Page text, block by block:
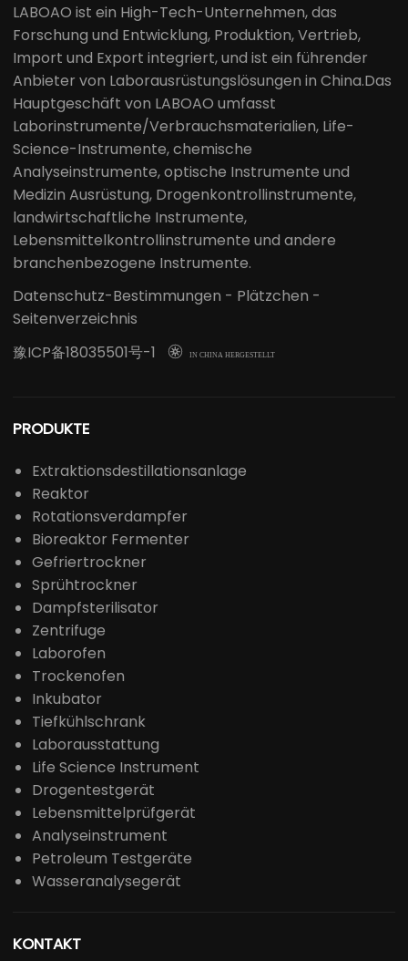
LABOAO ist ein High-Tech-Unternehmen, das
Forschung und Entwicklung, Produktion, Vertrieb,
Import und Export integriert, und ist ein führender
Anbieter von Laborausrüstungslösungen in China.Das
Hauptgeschäft von LABOAO umfasst
Laborinstrumente/Verbrauchsmaterialien, Life-
Science-Instrumente, chemische
Analyseinstrumente, optische Instrumente und
Medizin Ausrüstung, Drogenkontrollinstrumente,
landwirtschaftliche Instrumente,
Lebensmittelkontrollinstrumente und andere
branchenbezogene Instrumente.
Datenschutz-Bestimmungen - Plätzchen -
Seitenverzeichnis
豫ICP备18035501号-1
 IN CHINA HERGESTELLT
PRODUKTE
Extraktionsdestillationsanlage
Reaktor
Rotationsverdampfer
Bioreaktor Fermenter
Gefriertrockner
Sprühtrockner
Dampfsterilisator
Zentrifuge
Laborofen
Trockenofen
Inkubator
Tiefkühlschrank
Laborausstattung
Life Science Instrument
Drogentestgerät
Lebensmittelprüfgerät
Analyseinstrument
Petroleum Testgeräte
Wasseranalysegerät
KONTAKT